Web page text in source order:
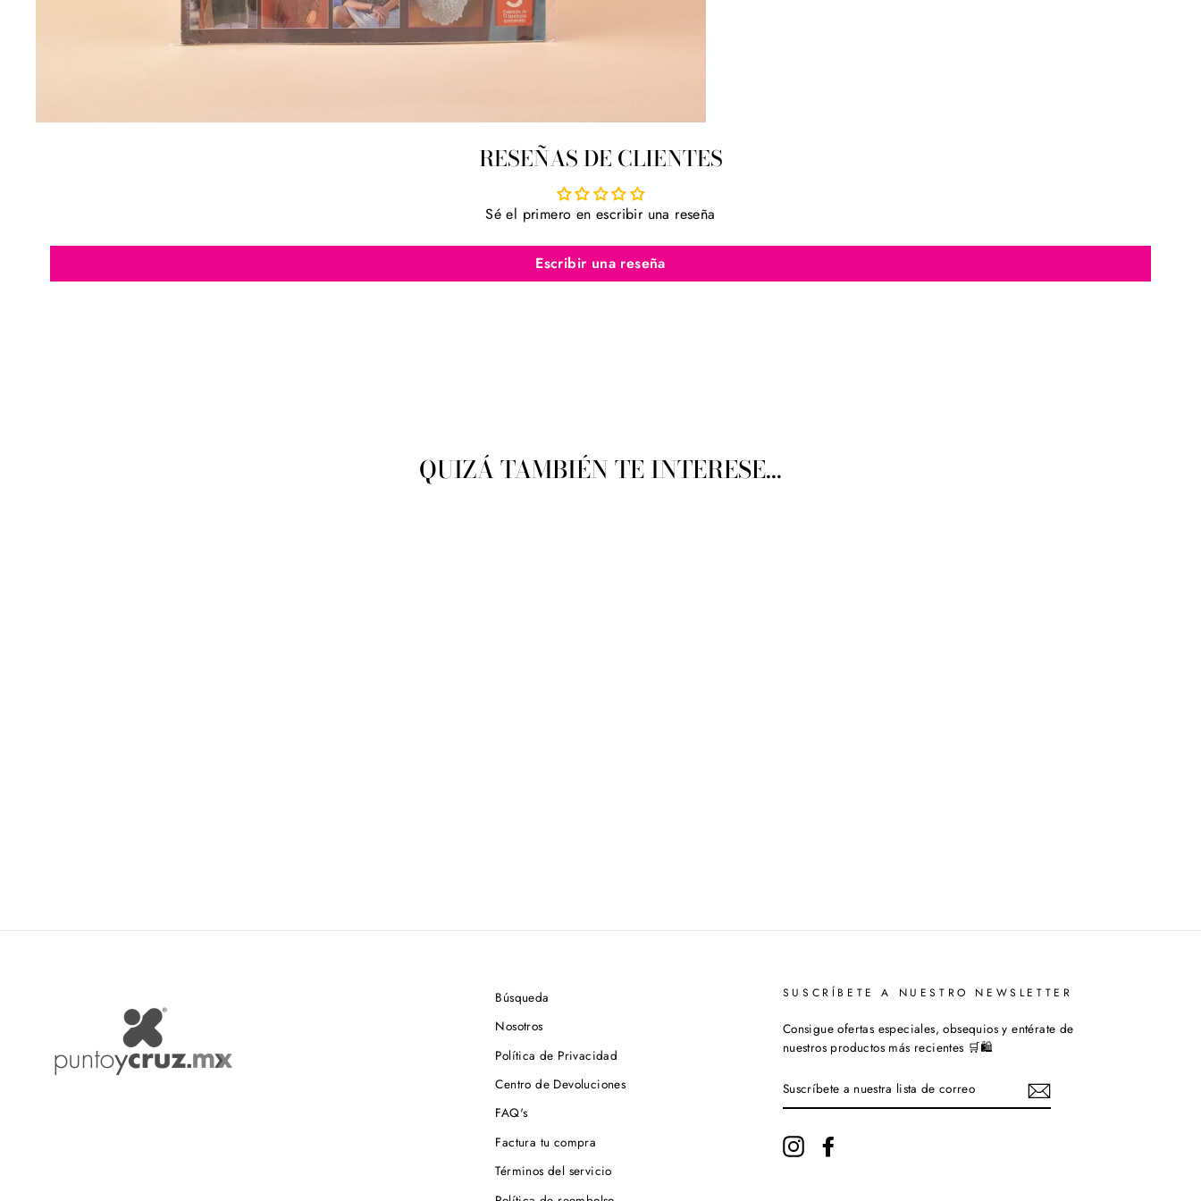
RESEÑAS DE CLIENTES
Sé el primero en escribir una reseña
Escribir una reseña
QUIZÁ TAMBIÉN TE INTERESE...
Búsqueda
Nosotros
Política de Privacidad
Centro de Devoluciones
FAQ's
Factura tu compra
Términos del servicio
SUSCRÍBETE A NUESTRO NEWSLETTER
Consigue ofertas especiales, obsequios y entérate de
nuestros productos más recientes 🛒🛍️
A
NUESTRA
DE
CORREO
Instagram